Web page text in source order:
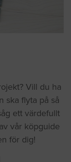
Vill du ha
ska flyta på så
ett värdefullt
vår köpguide
för dig!